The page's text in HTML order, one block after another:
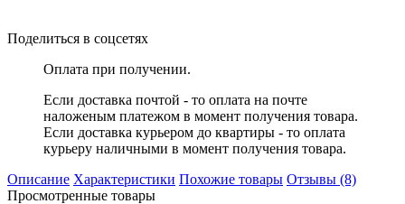
Поделиться в соцсетях
Оплата при получении.
Если доставка почтой - то оплата на почте
наложеным платежом в момент получения товара.
Если доставка курьером до квартиры - то оплата
курьеру наличными в момент получения товара.
Описание Характеристики Похожие товары Отзывы (8)
Просмотренные товары